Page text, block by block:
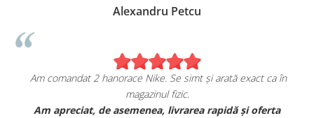
Alexandru Petcu
Am comandat 2 hanorace Nike. Se simt și arată exact ca în
magazinul fizic.
Am apreciat, de asemenea, livrarea rapidă și oferta